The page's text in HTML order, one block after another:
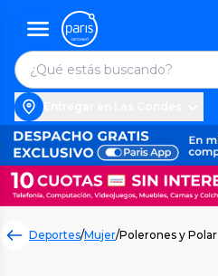
Deportes/Mujer/Polerones y Polar